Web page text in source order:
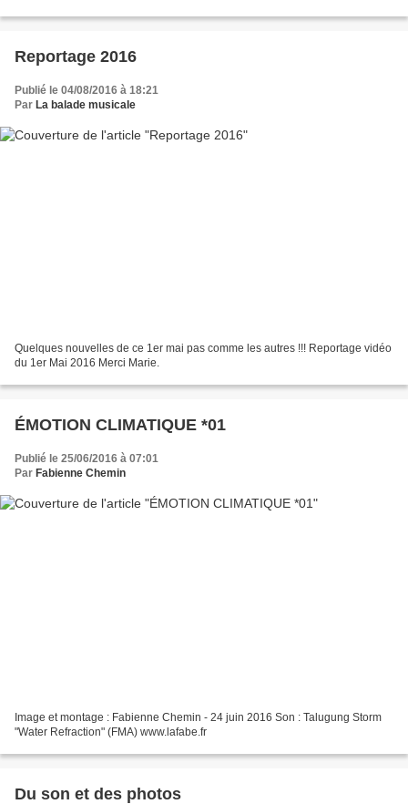
Reportage 2016
Publié le 04/08/2016 à 18:21
Par La balade musicale
Quelques nouvelles de ce 1er mai pas comme les autres !!! Reportage vidéo
du 1er Mai 2016 Merci Marie.
ÉMOTION CLIMATIQUE *01
Publié le 25/06/2016 à 07:01
Par Fabienne Chemin
Image et montage : Fabienne Chemin - 24 juin 2016 Son : Talugung Storm
"Water Refraction" (FMA) www.lafabe.fr
Du son et des photos